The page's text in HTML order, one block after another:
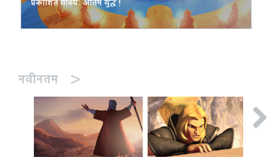
प्रकाशित वाक्य: अंतिम युद्ध !
नवीनतम >